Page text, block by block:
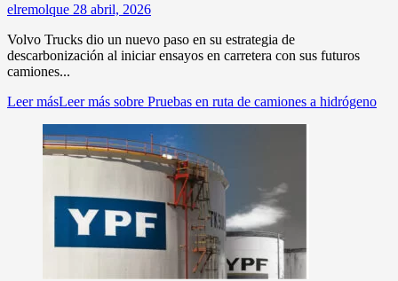
elremolque 28 abril, 2026
Volvo Trucks dio un nuevo paso en su estrategia de
descarbonización al iniciar ensayos en carretera con sus futuros
camiones...
Leer másLeer más sobre Pruebas en ruta de camiones a hidrógeno